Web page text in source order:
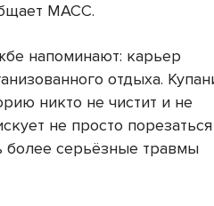
МАСС.
напоминают: карьер
отдыха.
никто не чистит и не
не просто порезаться
более серьёзные травмы